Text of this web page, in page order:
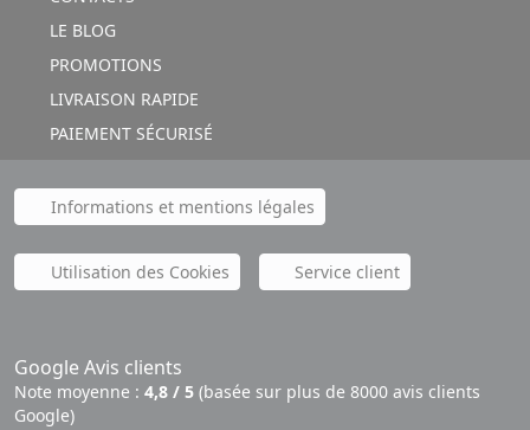
LE BLOG
PROMOTIONS
LIVRAISON RAPIDE
PAIEMENT SÉCURISÉ
Informations et mentions légales
Utilisation des Cookies Service client
Google Avis clients
Note moyenne : 4,8 / 5 (basée sur plus de 8000 avis clients
Google)